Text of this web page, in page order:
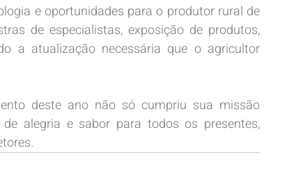
e oportunidades para o produtor rural de
de especialistas, exposição de produtos,
a atualização necessária que o agricultor
deste ano não só cumpriu sua missão
alegria e sabor para todos os presentes,